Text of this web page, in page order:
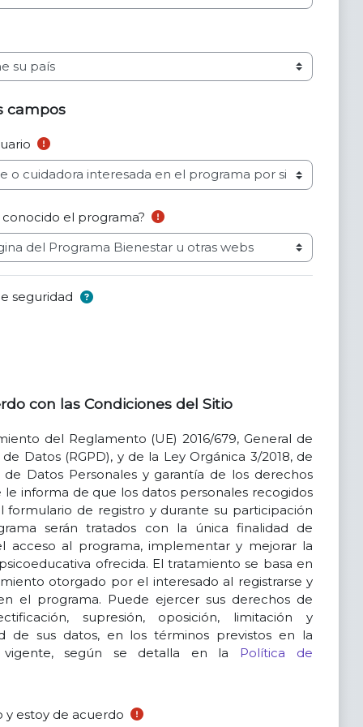
campos
conocido el programa?
seguridad
con las Condiciones del Sitio
las Condiciones del Sitio
con las Condiciones del Sitio
del Reglamento (UE) 2016/679, General de
Datos (RGPD), y de la Ley Orgánica 3/2018, de
de Datos Personales y garantía de los derechos
le informa de que los datos personales recogidos
formulario de registro y durante su participación
serán tratados con la única finalidad de
acceso al programa, implementar y mejorar la
ofrecida. El tratamiento se basa en
otorgado por el interesado al registrarse y
el programa. Puede ejercer sus derechos de
supresión, oposición, limitación y
de sus datos, en los términos previstos en la
vigente, según se detalla en la Política de
y estoy de acuerdo